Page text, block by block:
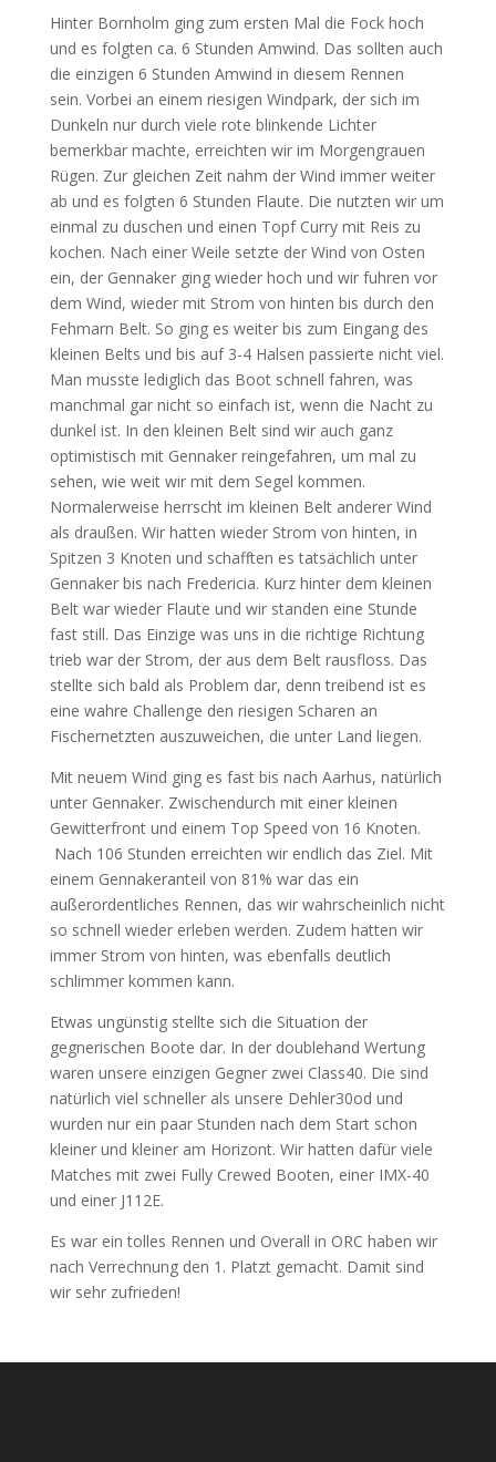
Hinter Bornholm ging zum ersten Mal die Fock hoch
und es folgten ca. 6 Stunden Amwind. Das sollten auch
die einzigen 6 Stunden Amwind in diesem Rennen
sein. Vorbei an einem riesigen Windpark, der sich im
Dunkeln nur durch viele rote blinkende Lichter
bemerkbar machte, erreichten wir im Morgengrauen
Rügen. Zur gleichen Zeit nahm der Wind immer weiter
ab und es folgten 6 Stunden Flaute. Die nutzten wir um
einmal zu duschen und einen Topf Curry mit Reis zu
kochen. Nach einer Weile setzte der Wind von Osten
ein, der Gennaker ging wieder hoch und wir fuhren vor
dem Wind, wieder mit Strom von hinten bis durch den
Fehmarn Belt. So ging es weiter bis zum Eingang des
kleinen Belts und bis auf 3-4 Halsen passierte nicht viel.
Man musste lediglich das Boot schnell fahren, was
manchmal gar nicht so einfach ist, wenn die Nacht zu
dunkel ist. In den kleinen Belt sind wir auch ganz
optimistisch mit Gennaker reingefahren, um mal zu
sehen, wie weit wir mit dem Segel kommen.
Normalerweise herrscht im kleinen Belt anderer Wind
als draußen. Wir hatten wieder Strom von hinten, in
Spitzen 3 Knoten und schafften es tatsächlich unter
Gennaker bis nach Fredericia. Kurz hinter dem kleinen
Belt war wieder Flaute und wir standen eine Stunde
fast still. Das Einzige was uns in die richtige Richtung
trieb war der Strom, der aus dem Belt rausfloss. Das
stellte sich bald als Problem dar, denn treibend ist es
eine wahre Challenge den riesigen Scharen an
Fischernetzten auszuweichen, die unter Land liegen.
Mit neuem Wind ging es fast bis nach Aarhus, natürlich
unter Gennaker. Zwischendurch mit einer kleinen
Gewitterfront und einem Top Speed von 16 Knoten.
Nach 106 Stunden erreichten wir endlich das Ziel. Mit
einem Gennakeranteil von 81% war das ein
außerordentliches Rennen, das wir wahrscheinlich nicht
so schnell wieder erleben werden. Zudem hatten wir
immer Strom von hinten, was ebenfalls deutlich
schlimmer kommen kann.
Etwas ungünstig stellte sich die Situation der
gegnerischen Boote dar. In der doublehand Wertung
waren unsere einzigen Gegner zwei Class40. Die sind
natürlich viel schneller als unsere Dehler30od und
wurden nur ein paar Stunden nach dem Start schon
kleiner und kleiner am Horizont. Wir hatten dafür viele
Matches mit zwei Fully Crewed Booten, einer IMX-40
und einer J112E.
Es war ein tolles Rennen und Overall in ORC haben wir
nach Verrechnung den 1. Platzt gemacht. Damit sind
wir sehr zufrieden!